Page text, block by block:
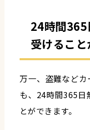
24時間365
受けるこ
万一、盗難など
も、24時間365日
とができます。